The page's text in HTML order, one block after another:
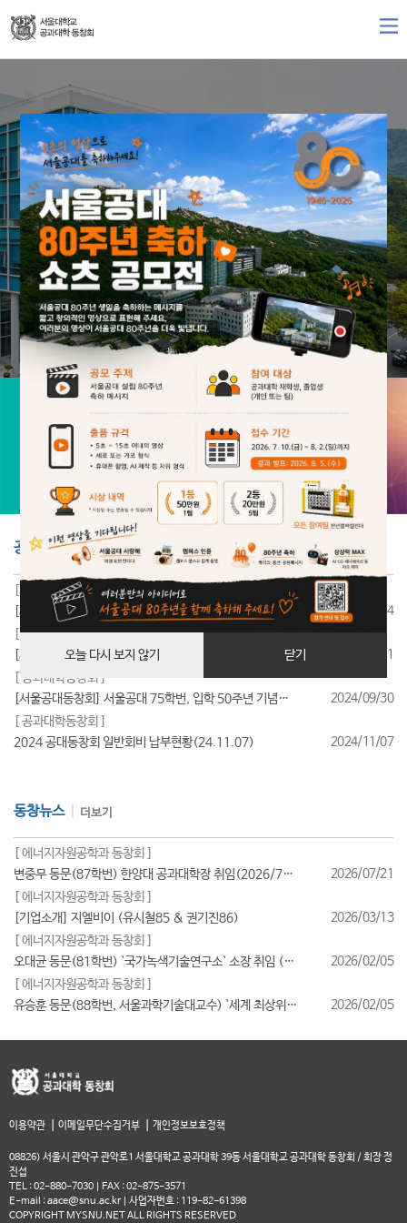
오늘 다시 보지 않기 닫기
공지사항 더보기
[ 공과대학동창회 ]
[서울공대동창회] 서울공대 85학번, 입학 40주년 기념행사 성료
2025/07/24
[ 공과대학동창회 ]
[서울공대동창회] 서울공대 95학번, 입학 30주년 기념행사 성료
2025/07/11
[ 공과대학동창회 ]
[서울공대동창회] 서울공대 75학번, 입학 50주년 기념행사 성료
2024/09/30
[ 공과대학동창회 ]
2024 공대동창회 일반회비 납부현황(24.11.07)
2024/11/07
동창뉴스 더보기
[ 에너지자원공학과 동창회 ]
변중무 동문(87학번) 한양대 공과대학장 취임(2026/7/1일자)
2026/07/21
[ 에너지자원공학과 동창회 ]
[기업소개] 지엘비이 (유시철85 & 권기진86)
2026/03/13
[ 에너지자원공학과 동창회 ]
오대균 동문(81학번) `국가녹색기술연구소` 소장 취임 (2026/2월)
2026/02/05
[ 에너지자원공학과 동창회 ]
유승훈 동문(88학번, 서울과학기술대교수) `세계 최상위 연구자 2025` 등재
2026/02/05
이용약관 이메일무단수집거부 개인정보보호정책
08826) 서울시 관악구 관악로1 서울대학교 공과대학 39동 서울대학교 공과대학 동창회 / 회장 정
진섭
TEL : 02-880-7030 | FAX : 02-875-3571
E-mail : aace@snu.ac.kr | 사업자번호 : 119-82-61398
COPYRIGHT MYSNU.NET ALL RIGHTS RESERVED